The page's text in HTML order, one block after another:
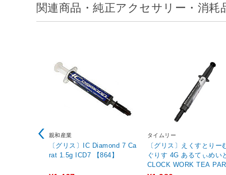
関連商品・純正アクセサリー・消耗
親和産業
〔グリス〕IC Diamond 7 Ca
rat 1.5g ICD7 【864】
タイムリー
〔グリス〕えくすとりー
ぐりす 4G あるてぃめい
CLOCK WORK TEA